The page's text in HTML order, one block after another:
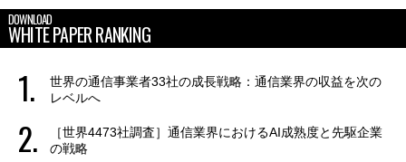
DOWNLOAD
WHITE PAPER RANKING
世界の通信事業者33社の成長戦略：通信業界の収益を次の
レベルへ
［世界4473社調査］通信業界におけるAI成熟度と先駆企業
の戦略